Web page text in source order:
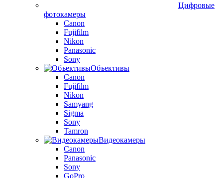
Цифровые
фотокамеры
Canon
Fujifilm
Nikon
Panasonic
Sony
Объективы
Canon
Fujifilm
Nikon
Samyang
Sigma
Sony
Tamron
Видеокамеры
Canon
Panasonic
Sony
GoPro